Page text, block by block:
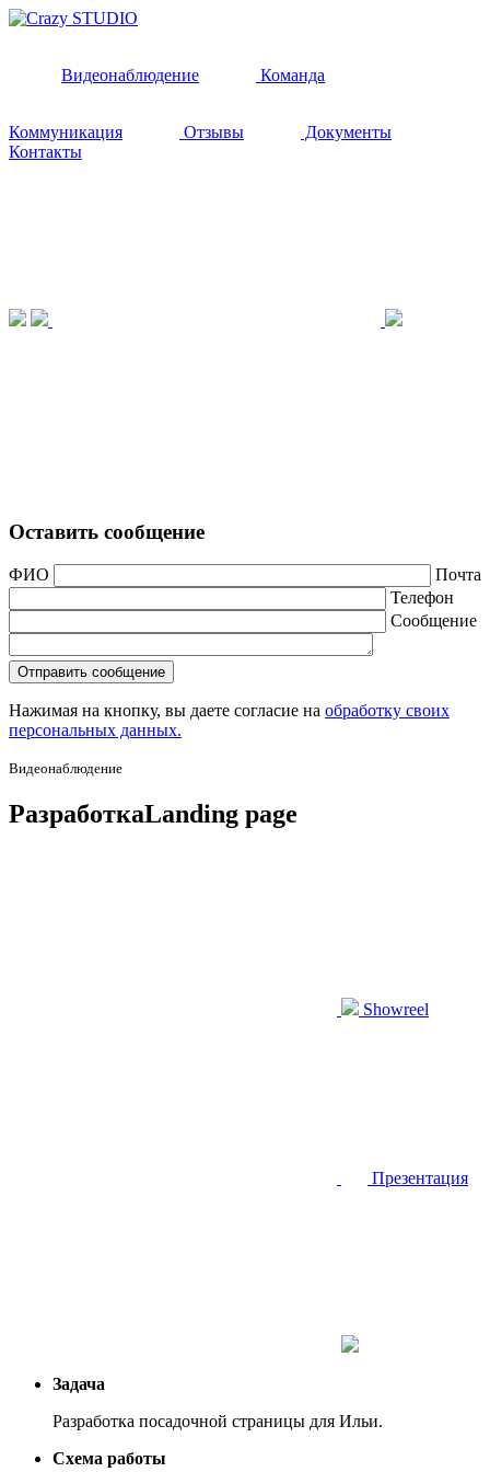
Видеонаблюдение Команда
Коммуникация Отзывы
Документы
Контакты
Оставить сообщение
ФИО
Почта
Телефон
Сообщение
Нажимая на кнопку, вы даете согласие на обработку своих
персональных данных.
Видеонаблюдение
РазработкаLanding page
Showreel
Презентация
Задача
Разработка посадочной страницы для Ильи.
Схема работы